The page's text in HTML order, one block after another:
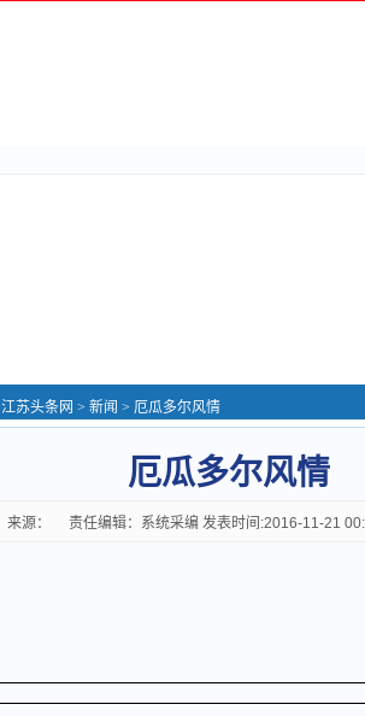
江苏头条网 > 新闻 > 厄瓜多尔风情
厄瓜多尔风情
来源： 责任编辑：系统采编 发表时间:2016-11-21